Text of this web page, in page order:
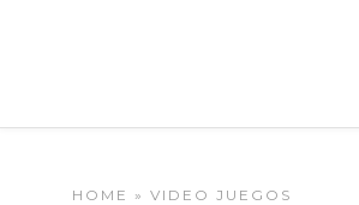
HOME » VIDEO JUEGOS